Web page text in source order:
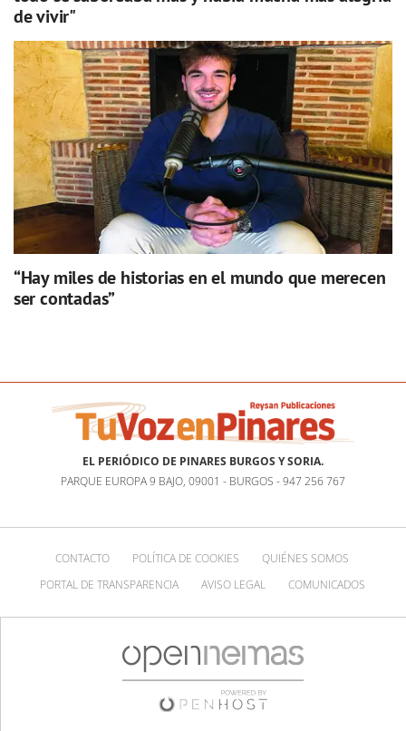
de vivir"
“Hay miles de historias en el mundo que merecen
ser contadas”
EL PERIÓDICO DE PINARES BURGOS Y SORIA.
PARQUE EUROPA 9 BAJO, 09001 - BURGOS - 947 256 767
CONTACTO POLÍTICA DE COOKIES
QUIÉNES SOMOS
PORTAL DE TRANSPARENCIA
AVISO LEGAL COMUNICADOS